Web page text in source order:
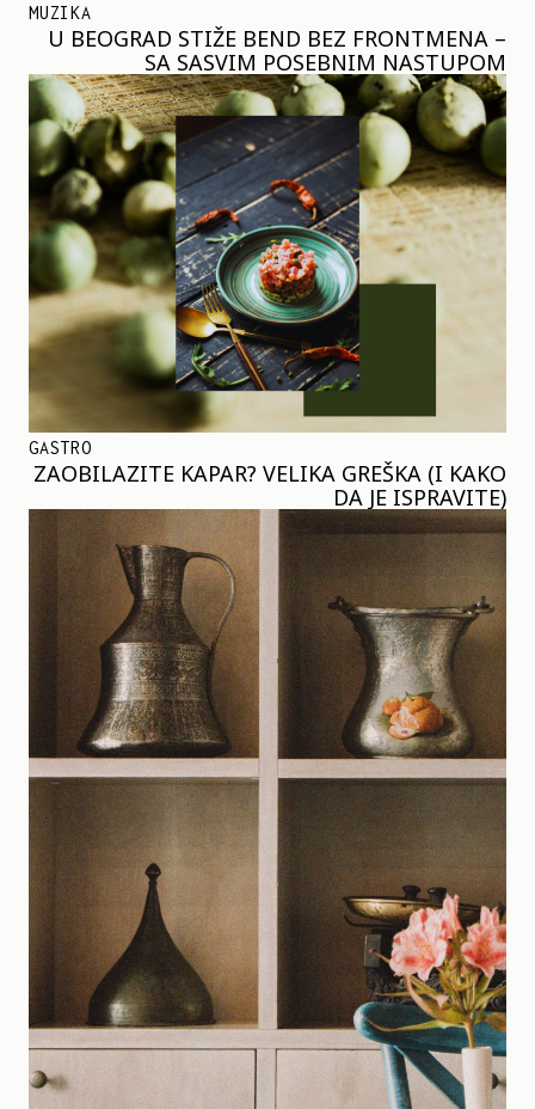
MUZIKA
U BEOGRAD STIŽE BEND BEZ FRONTMENA –
SA SASVIM POSEBNIM NASTUPOM
GASTRO
ZAOBILAZITE KAPAR? VELIKA GREŠKA (I KAKO
DA JE ISPRAVITE)